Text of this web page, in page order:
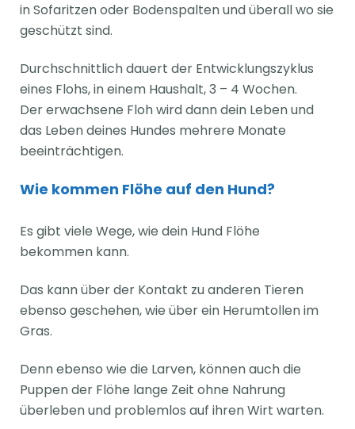
in Sofaritzen oder Bodenspalten und überall wo sie
geschützt sind.
Durchschnittlich dauert der Entwicklungszyklus
eines Flohs, in einem Haushalt, 3 – 4 Wochen.
Der erwachsene Floh wird dann dein Leben und
das Leben deines Hundes mehrere Monate
beeinträchtigen.
Wie kommen Flöhe auf den Hund?
Es gibt viele Wege, wie dein Hund Flöhe
bekommen kann.
Das kann über der Kontakt zu anderen Tieren
ebenso geschehen, wie über ein Herumtollen im
Gras.
Denn ebenso wie die Larven, können auch die
Puppen der Flöhe lange Zeit ohne Nahrung
überleben und problemlos auf ihren Wirt warten.